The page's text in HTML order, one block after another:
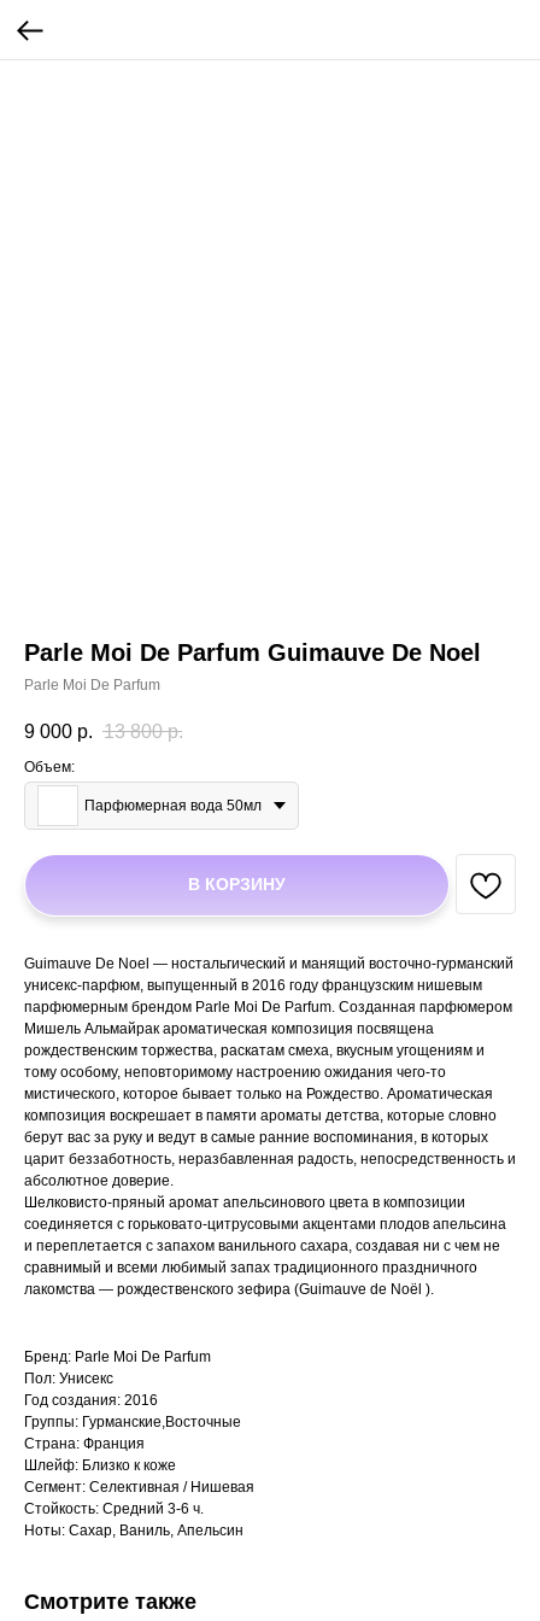
Parle Moi De Parfum Guimauve De Noel
Parle Moi De Parfum
9 000 р. 13 800 р.
Объем:
Парфюмерная вода 50мл
В КОРЗИНУ
Guimauve De Noel — ностальгический и манящий восточно-гурманский
унисекс-парфюм, выпущенный в 2016 году французским нишевым
парфюмерным брендом Parle Moi De Parfum. Созданная парфюмером
Мишель Альмайрак ароматическая композиция посвящена
рождественским торжества, раскатам смеха, вкусным угощениям и
тому особому, неповторимому настроению ожидания чего-то
мистического, которое бывает только на Рождество. Ароматическая
композиция воскрешает в памяти ароматы детства, которые словно
берут вас за руку и ведут в самые ранние воспоминания, в которых
царит беззаботность, неразбавленная радость, непосредственность и
абсолютное доверие.
Шелковисто-пряный аромат апельсинового цвета в композиции
соединяется с горьковато-цитрусовыми акцентами плодов апельсина
и переплетается с запахом ванильного сахара, создавая ни с чем не
сравнимый и всеми любимый запах традиционного праздничного
лакомства — рождественского зефира (Guimauve de Noël ).
Бренд: Parle Moi De Parfum
Пол: Унисекс
Год создания: 2016
Группы: Гурманские,Восточные
Страна: Франция
Шлейф: Близко к коже
Сегмент: Селективная / Нишевая
Стойкость: Средний 3-6 ч.
Ноты: Сахар, Ваниль, Апельсин
Смотрите также